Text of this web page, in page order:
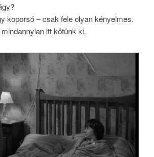
koporsó – csak fele olyan kényelmes.
itt kötünk ki.